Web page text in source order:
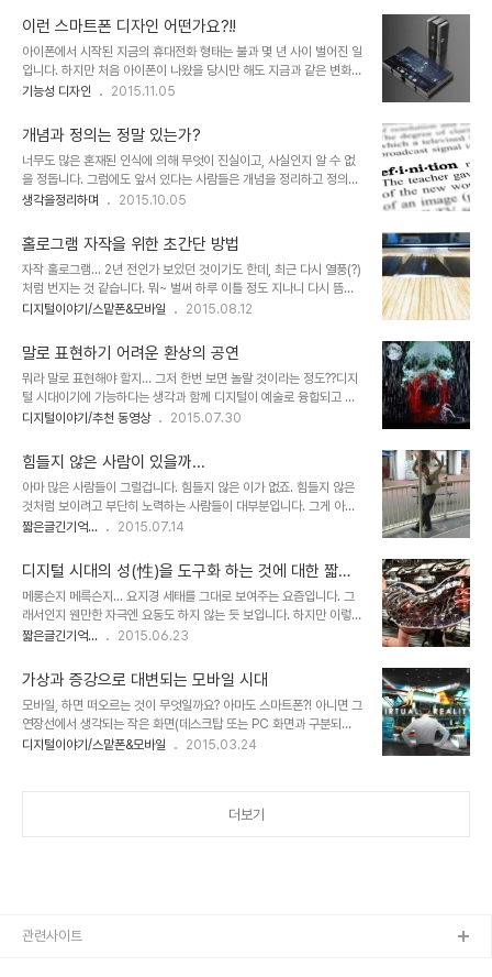
함께 어렴풋이 기술의 흐름이란 생각과 달리 흘러가기..
지능 로봇은 근본적으로 사람이 해왔던 모든 일들을 대신할 테니까요.
이미 그 흐름은 시작되었다고 할 수 있습니다. 공유경제라 일컬어지며
새로운 패러다임이 시작된양 많은 이들이 환호했던 현재의 우버나 리
프트와 같은 형태의 운송사업 역시 곧 과거로 기억될 겁니다. 사업 주
체인 그들이 준비하는 무인자동차는 먼 훗날 이루어질 일이 아니거든
하며 인류 멸망이란 말까지 거론 하는 건..
이런 스마트폰 디자인 어떤가요?!!
아이폰에서 시작된 지금의 휴대전화 형태는 불과 몇 년 사이 벌어진 일
입니다. 하지만 처음 아이폰이 나왔을 당시만 해도 지금과 같은 변화와
흐름이 있으리라 예상한 이들은 그리 많지 않습니다. 지금은 너무도 당
상할 수는 있다 하더라도 그것은 그저 예상에 불과하다는 것을 의미하
는 것일지 모릅니다. 이를테면 지금 당장은 괜찮아 보여서 그것이 대세
가 될 듯 생각되지만 그것이 그 생각처럼 되기란 쉽지 않다는 건데...
아무리 좋은 기술을 지녔다 하더라도 기술표준은 또다른 이면이 있음
을 인정하지 않을 수 없다는 겁니다. -대표적인 예가 네트워크를 평정
보시길... ^^- 그렇..
기능성 디자인 2015.11.05
개념과 정의는 정말 있는가?
너무도 많은 혼재된 인식에 의해 무엇이 진실이고, 사실인지 알 수 없
을 정돕니다. 그럼에도 앞서 있다는 사람들은 개념을 정리하고 정의하
려 합니다. 그리고 그보다 더 많은 사람들은 가장 앞선 -흔히 주류라
다른 이들에게 강요하려 들기까지 합니다. 그건 더 큰 힘의 작용에 의
해 뒤집어지는 반전이 망각 속에 끊임없이 이어지기도 하죠. 산행을 하
던 중 문득 -언제나 드는 생각의 시작이 그렇습니다만..- 그런 생각이
들었습니다. 과연 개념이란 정말 있기라도 한 것일까? 이를 전부 부정
할 수는 없겠지만... 인정한다 하더라도 이해를 위한 도구 이상은 될 수
출처: huffin..
생각을정리하며 2015.10.05
홀로그램 자작을 위한 초간단 방법
자작 홀로그램... 2년 전인가 보았던 것이기도 한데, 최근 다시 열풍(?)
처럼 번지는 것 같습니다. 뭐~ 벌써 하루 이틀 정도 지나니 다시 뜸해
진 것도 같습니다만.. ^^; 이런 걸 보면 따라하기 좋아라 하는 저인데,
가도 모르겠습니다. ^^ 이번에 다시 관심을 모은 방법은 아래 동영상에
서 처럼 투명 CD케이스를 -범용적으로 제시된 규격에 맞춰- 사다리
꼴 모양으로 자른 후 피라미드 형태로 만드는 것인데, 이게 쫌 자르는
것도 그렇고 생각 보다 거시기 합니다. 그래서 생각해 보니 PVC재질
로 된 제안서용 투명비닐커버를 사용하면 딱이겠다 싶더군요. (이게
잖아도 갖고 있는게 ..
디지털이야기/스맡폰&모바일 2015.08.12
말로 표현하기 어려운 환상의 공연
뭐라 말로 표현해야 할지... 그저 한번 보면 놀랄 것이라는 정도??디지
털 시대이기에 가능하다는 생각과 함께 디지털이 예술로 융합되고 있
음은 이제 완전한 디지털의 시대가 도래했음을 확인하는 듯한 느낌입
자의 공연이라고 하는데...어떻게 구현한 건지... 마술같기도 하고... 이
미지 출처: youtube 갈무리 사람 그리고 아날로그와 디지털 홀로그
램의 완벽한 조화랄까요? 디지털예술이란 장르의 탄생?? 정말로 그저
한번 보시란 말 밖에... 이런 걸 안보시고 지나치는 건 정말 안타까운
일입니다.
디지털이야기/추천 동영상 2015.07.30
힘들지 않은 사람이 있을까...
아마 많은 사람들이 그럴겁니다. 힘들지 않은 이가 없죠. 힘들지 않은
것처럼 보이려고 부단히 노력하는 사람들이 대부분입니다. 그게 아니
러니하게도 나를 더 힘들게 하는 악순환의 원인이되곤 하죠. 삶에 대한
것이 아닌 것 같다는 어렴풋한 생각이 듭니다. 삶에 대한 집착이 나와
동등한 입장으로 타인을 향하는 것... 때로 기술적 용어가 철학적으로
다가오기도 합니다.어느 천문학자의 얘기를 들었습니다. 우리가 보는
이 모든 세상은 어쩌면 홀로그램일 수 있다고 말이죠. 이미지 출처:
activistshub.com 말 그대로 아둥 바둥 살아 그것을 두고 강한 자
런다고 대단해 보이는..
짧은글긴기억... 2015.07.14
디지털 시대의 성(性)을 도구화 하는 것에 대한 짧은
생각
메롱슨지 메륵슨지... 요지경 세태를 그대로 보여주는 요즘입니다. 그
래서인지 웬만한 자극엔 요동도 하지 않는 듯 보입니다. 하지만 이렇게
메롱스러운 일도 시간이 지나고 나면 -뭐 이미 끝나는 분위깁니다만-
로 할 때 무슨 분기점 처럼 사람들의 이목과 관심이 집중되는 디지털과
관련된 키워드가 요즘과 같이 많은 때도 없었던 것 같습니다. 그건 아
마도 -단순 상상력을 동원한 관심모으기나 그럴 듯한 이론이 아닌- 실
제 형상화 되고, 구체적인 과학과 기술적 근거들이 -피부에 느껴질 만
큼 또는 실제로- 제시되고 있기 때문일 겁니다. 이미지 출처:
짧은글긴기억... 2015.06.23
가상과 증강으로 대변되는 모바일 시대
모바일, 하면 떠오르는 것이 무엇일까요? 아마도 스마트폰?! 아니면 그
연장선에서 생각되는 작은 화면(데스크탑 또는 PC 화면과 구분되
는)... 정보시대에서 사람들이 간과하지 말아야 할 것이 바로 이 부분입
정의 내리고 있지만 조만간 모바일과 데스크탑의 구분은 사라질 겁니
디지털이야기/스맡폰&모바일 2015.03.24
더보기
관련사이트